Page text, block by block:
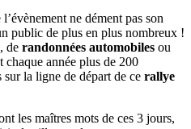
ne dément pas son
public de plus en plus nombreux !
, de randonnées automobiles ou
chaque année plus de 200
la ligne de départ de ce rallye
les maîtres mots de ces 3 jours,